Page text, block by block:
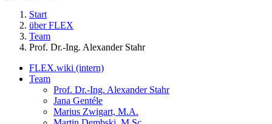
Start
über FLEX
Team
Prof. Dr.-Ing. Alexander Stahr
FLEX.wiki (intern)
Team
Prof. Dr.-Ing. Alexander Stahr
Jana Gentéle
Marius Zwigart, M.A.